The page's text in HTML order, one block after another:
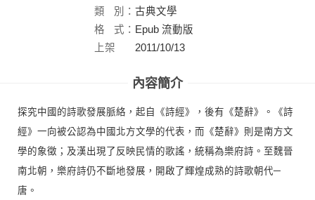
社：
類
別： 古典文學
格
式： Epub 流動版
上架
2011/10/13
內容簡介
探究中國的詩歌發展脈絡，起自《詩經》，後有《楚辭》。《詩
經》一向被公認為中國北方文學的代表，而《楚辭》則是南方文
學的象徵；及漢出現了反映民情的歌謠，統稱為樂府詩。至魏晉
南北朝，樂府詩仍不斷地發展，開啟了輝煌成熟的詩歌朝代─
唐。